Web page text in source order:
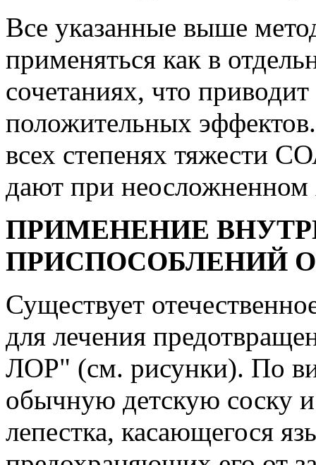
Все указанные выше
применяться как в
сочетаниях, что
положительных
всех степенях тяжести
дают при
ПРИМЕНЕНИЕ
ПРИСПОСОБЛЕНИЙ
Существует
для лечения
ЛОР" (см. рисунки). По
обычную детскую соску
лепестка, касающегося